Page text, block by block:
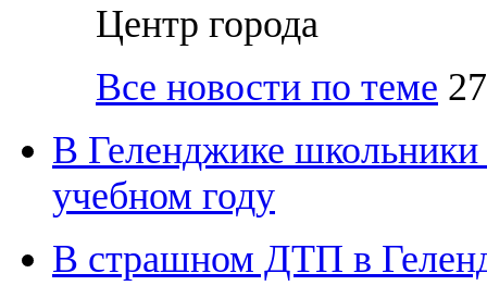
Центр города
Все новости по теме
В Геленджике школьники
учебном году
В страшном ДТП в